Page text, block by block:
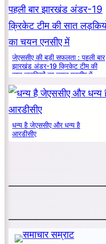
जेएससीए की बड़ी सफलता : पहली बार
झारखंड अंडर-19 क्रिकेट टीम की
सात लड़कियों का चयन एनसीए में
धन्य है जेएससीए और धन्य है
आरडीसीए